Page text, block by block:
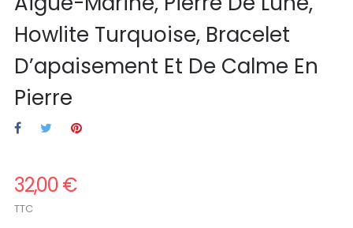
Howlite Turquoise, Bracelet
D’apaisement Et De Calme En
Pierre
32,00 €
TTC